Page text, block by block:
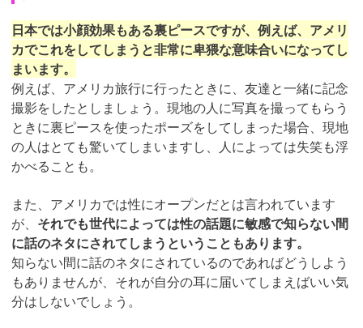
日本では小顔効果もある裏ピースですが、例えば、アメリ
カでこれをしてしまうと非常に卑猥な意味合いになってし
まいます。
例えば、アメリカ旅行に行ったときに、友達と一緒に記念
撮影をしたとしましょう。現地の人に写真を撮ってもらう
ときに裏ピースを使ったポーズをしてしまった場合、現地
の人はとても驚いてしまいますし、人によっては失笑も浮
かべることも。
また、アメリカでは性にオープンだとは言われています
が、 それでも世代によっては性の話題に敏感で知らない間
に話のネタにされてしまうということもあります。
知らない間に話のネタにされているのであればどうしよう
もありませんが、それが自分の耳に届いてしまえばいい気
分はしないでしょう。